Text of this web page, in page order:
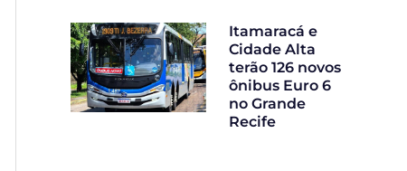
Itamaracá e
Cidade Alta
terão 126 novos
ônibus Euro 6
no Grande
Recife